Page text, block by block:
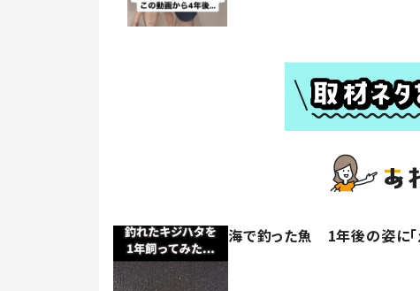
海で釣った魚 1年後の姿に「え